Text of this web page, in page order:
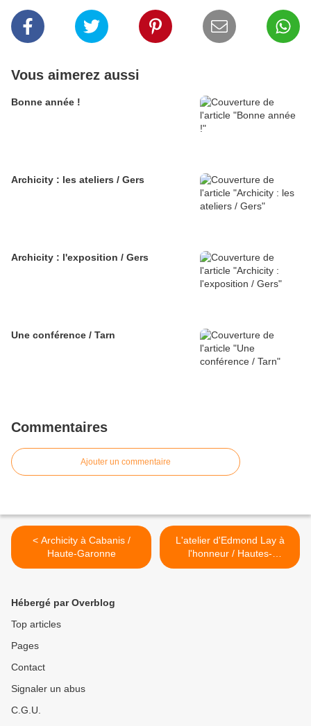
Vous aimerez aussi
Bonne année !
Archicity : les ateliers / Gers
Archicity : l'exposition / Gers
Une conférence / Tarn
Commentaires
Ajouter un commentaire
< Archicity à Cabanis /
Haute-Garonne
L'atelier d'Edmond Lay à
l'honneur / Hautes-
Pyrénées >
Hébergé par Overblog
Top articles
Pages
Contact
Signaler un abus
C.G.U.